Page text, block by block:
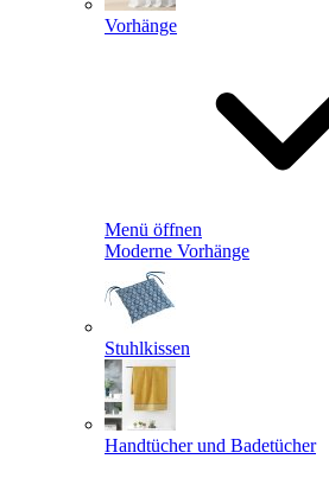
Vorhänge
Menü öffnen
Moderne Vorhänge
Stuhlkissen
Handtücher und Badetücher